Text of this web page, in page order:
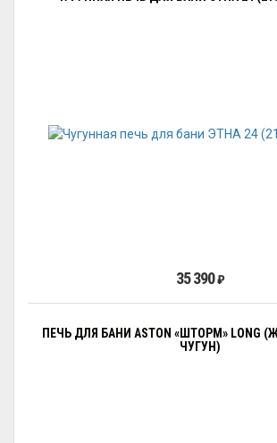
35 390₽
ПЕЧЬ ДЛЯ БАНИ ASTON «ШТОРМ» LONG
ЧУГУН)